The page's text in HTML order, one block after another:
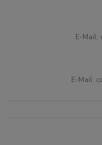
E-Mail:
E-Mail: